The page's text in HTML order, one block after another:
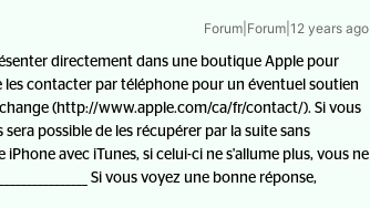
Forum|Forum|12 years ago
directement dans une boutique Apple pour
contacter par téléphone pour un éventuel soutien
(http://www.apple.com/ca/fr/contact/). Si vous
possible de les récupérer par la suite sans
avec iTunes, si celui-ci ne s'allume plus, vous ne
Si vous voyez une bonne réponse,